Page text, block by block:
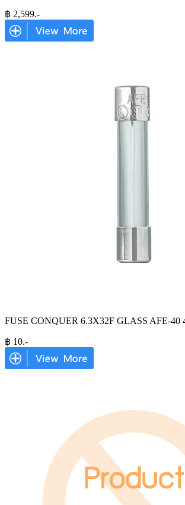
฿ 2,599.-
FUSE CONQUER 6.3X32F GLASS AFE-40
฿ 10.-